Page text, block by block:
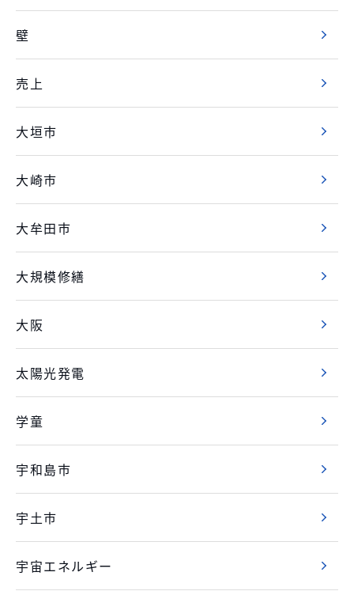
壁
売上
大垣市
大崎市
大牟田市
大規模修繕
大阪
太陽光発電
学童
宇和島市
宇土市
宇宙エネルギー